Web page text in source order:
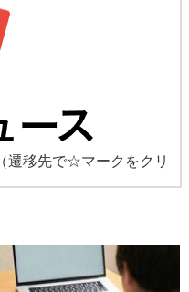
（遷移先で☆マークをクリ